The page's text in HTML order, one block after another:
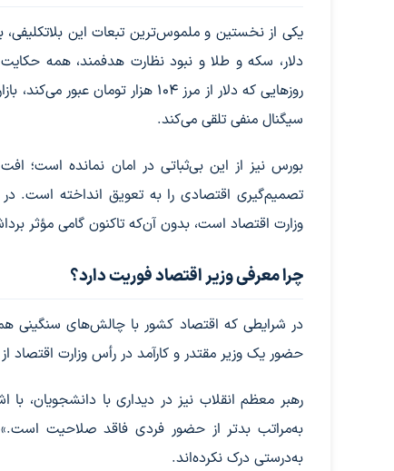
یکی از نخستین و ملموس‌ترین تبعات این بلاتکلیفی،
دلار، سکه و طلا و نبود نظارت هدفمند، همه
روزهایی که دلار از مرز ۱۰۴
سیگنال منفی تلقی می‌کند.
بورس نیز از این بی‌ثباتی در امان نمانده است؛
تصمیم‌گیری اقتصادی را به تعویق انداخته است.
وزارت اقتصاد است، بدون آن‌که تاکنون گامی مؤثر
چرا معرفی وزیر اقتصاد فوریت دارد؟
در شرایطی که اقتصاد کشور با چالش‌های سنگینی
حضور یک وزیر مقتدر و کارآمد در رأس وزارت
رهبر معظم انقلاب نیز در دیداری با دانشجویان،
به‌مراتب بدتر از حضور فردی فاقد صلاحیت
به‌درستی درک نکرده‌اند.